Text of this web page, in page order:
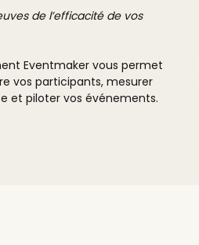
de l’efficacité de vos
Eventmaker vous permet
vos participants, mesurer
et piloter vos événements.